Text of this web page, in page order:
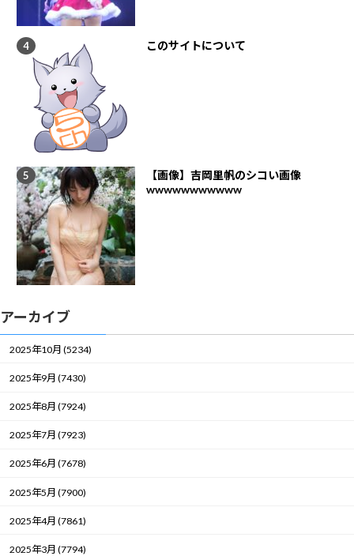
このサイトについて
【画像】吉岡里帆のシコい画像
wwwwwwwwwww
アーカイブ
2025年10月 (5234)
2025年9月 (7430)
2025年8月 (7924)
2025年7月 (7923)
2025年6月 (7678)
2025年5月 (7900)
2025年4月 (7861)
2025年3月 (7794)